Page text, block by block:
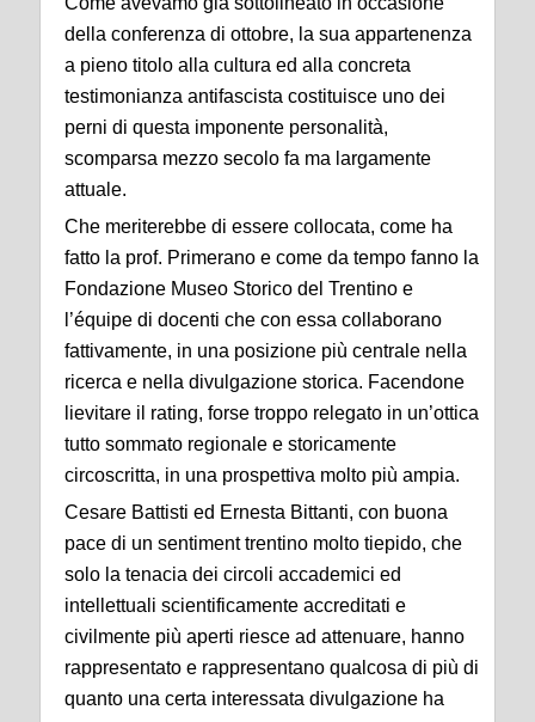
della conferenza di ottobre, la sua appartenenza
a pieno titolo alla cultura ed alla concreta
testimonianza antifascista costituisce uno dei
perni di questa imponente personalità,
scomparsa mezzo secolo fa ma largamente
attuale.
Che meriterebbe di essere collocata, come ha
fatto la prof. Primerano e come da tempo fanno la
Fondazione Museo Storico del Trentino e
l’équipe di docenti che con essa collaborano
fattivamente, in una posizione più centrale nella
ricerca e nella divulgazione storica. Facendone
lievitare il rating, forse troppo relegato in un’ottica
tutto sommato regionale e storicamente
circoscritta, in una prospettiva molto più ampia.
Cesare Battisti ed Ernesta Bittanti, con buona
pace di un sentiment trentino molto tiepido, che
solo la tenacia dei circoli accademici ed
intellettuali scientificamente accreditati e
civilmente più aperti riesce ad attenuare, hanno
rappresentato e rappresentano qualcosa di più di
quanto una certa interessata divulgazione ha